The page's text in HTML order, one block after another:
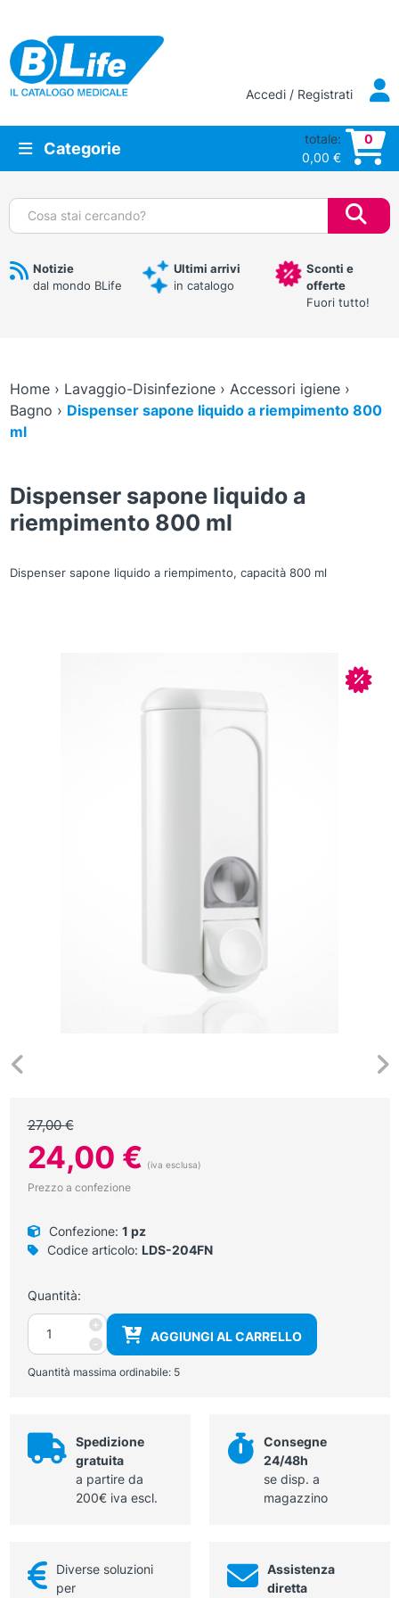
Vai al contenuto principale
Accedi / Registrati
Categorie
totale:
0,00 €
0
Cerca:
Notizie
dal mondo BLife
Ultimi arrivi
in catalogo
Sconti e
offerte
Fuori tutto!
Home› Lavaggio-Disinfezione› Accessori igiene›
Bagno › Dispenser sapone liquido a riempimento 800
ml
Dispenser sapone liquido a
riempimento 800 ml
Dispenser sapone liquido a riempimento, capacità 800 ml
In
27,00€
Il
prezzo
originale
27,00 €.
24,00 €prezzo
(iva esclusa)
Prezzo a confezione
Confezione: 1 pz
Codice articolo: LDS-204FN
Quantità:
-
Dispenser
sapone
liquido
a
ml
quantità
+
AGGIUNGI AL CARRELLO
Quantità massima ordinabile: 5
Spedizione
gratuita
a partire da
200€ iva escl.
Consegne
24/48h
se disp. a
magazzino
Diverse soluzioni
per
Assistenza
diretta